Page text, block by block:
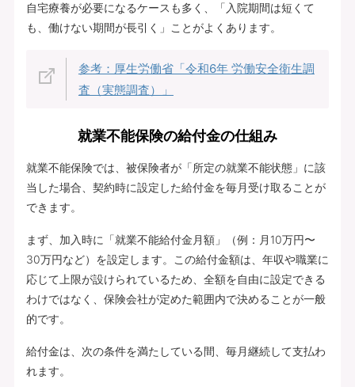
自宅療養が必要になるケースも多く、「入院期間は短くて
も、働けない期間が長引く」ことがよくあります。
参考：厚生労働省「令和6年 労働安全衛生調
査（実態調査）」
就業不能保険の給付金の仕組み
就業不能保険では、被保険者が「所定の就業不能状態」に該
当した場合、契約時に設定した給付金を毎月受け取ることが
できます。
まず、加入時に「就業不能給付金月額」（例：月10万円〜
30万円など）を設定します。この給付金額は、年収や職業に
応じて上限が設けられているため、全額を自由に設定できる
わけではなく、保険会社が定めた範囲内で決めることが一般
的です。
給付金は、次の条件を満たしている間、毎月継続して支払わ
れます。